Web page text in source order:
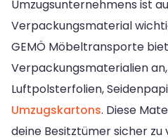
Umzugsunternehmens ist
Verpackungsmaterial
GEMÖ Möbeltransporte
Verpackungsmaterialien
Luftpolsterfolien,
Umzugskartons. Diese
deine Besitztümer sicher